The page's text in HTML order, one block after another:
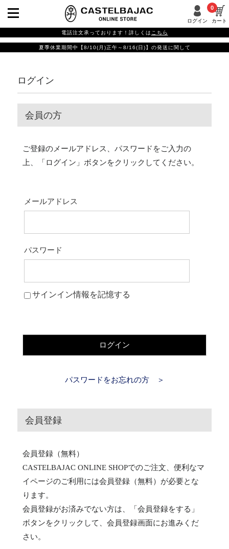
ログイン カート
0
電話注文承っております！詳しくは こちら
夏季休業期間中【8/10(月)正午～8/16(日)】の発送に関して
ログイン
会員の方
ご登録のメールアドレス、パスワードをご入力の
上、「ログイン」ボタンをクリックしてください。
メールアドレス
パスワード
サインイン情報を記憶する
ログイン
パスワードをお忘れの方 ＞
会員登録
会員登録（無料）
CASTELBAJAC ONLINE SHOPでのご注文、便利なマ
イページのご利用には会員登録（無料）が必要とな
ります。
会員登録がお済みでない方は、「会員登録をする」
ボタンをクリックして、会員登録画面にお進みくだ
さい。